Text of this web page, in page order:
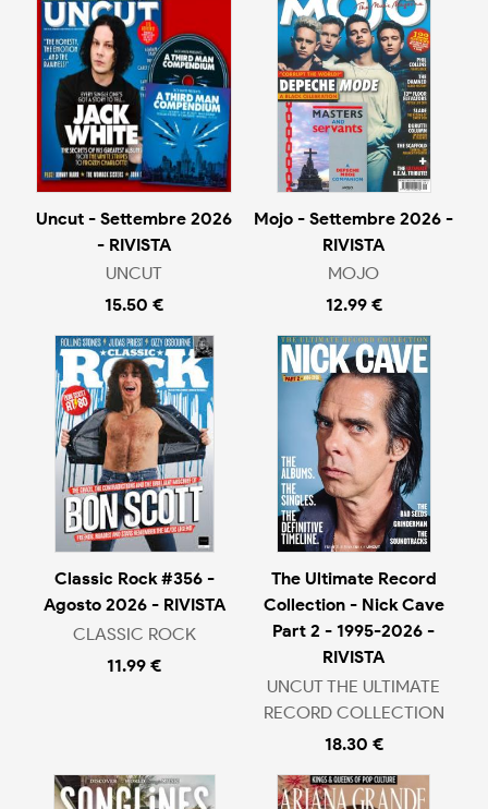
Uncut - Settembre 2026
- RIVISTA
UNCUT
15.50 €
Mojo - Settembre 2026 -
RIVISTA
MOJO
12.99 €
Classic Rock #356 -
Agosto 2026 - RIVISTA
CLASSIC ROCK
11.99 €
The Ultimate Record
Collection - Nick Cave
Part 2 - 1995-2026 -
RIVISTA
UNCUT THE ULTIMATE
RECORD COLLECTION
18.30 €